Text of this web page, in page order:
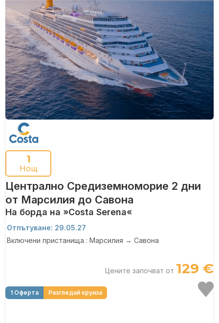
1
Нощ
Централно Средиземноморие 2 дни
от Марсилия до Савона
На борда на »Costa Serena«
Отпътуване: 29.05.27
Включени пристанища : Марсилия → Савона
Цените започват от 129 €
1 Оферта Разгледай круиза